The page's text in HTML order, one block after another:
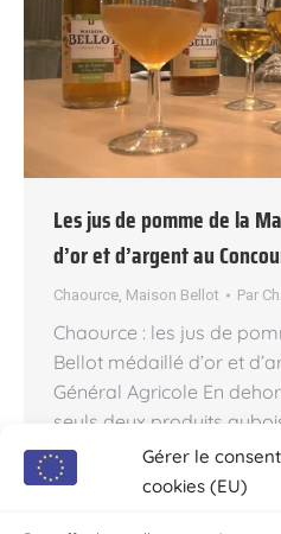
Gérer le
cookies (EU)
Les jus de pomme de la
d’or et d’argent au
Chaource, Maison Bellot Par
Chaource : les jus de
Bellot médaillé d’or et
Général Agricole En
seuls deux produits
lors du Concours
l’Agriculture 2025. Parmi